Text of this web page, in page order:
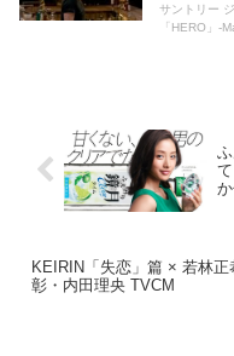
サントリー
「HERO」-
KEIRIN「失恋」篇 × 若林正
彰・内田理央 TVCM